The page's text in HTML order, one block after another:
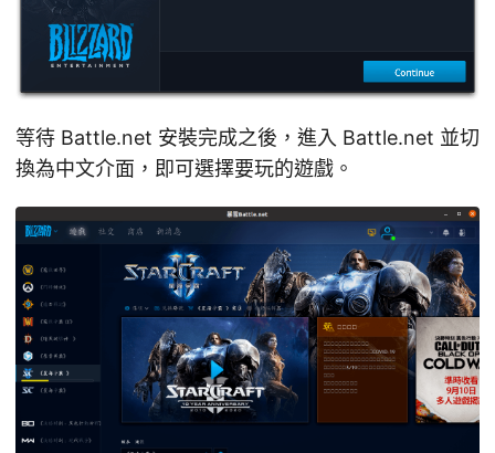
等待 Battle.net 安裝完成之後，進入 Battle.net 並切
換為中文介面，即可選擇要玩的遊戲。